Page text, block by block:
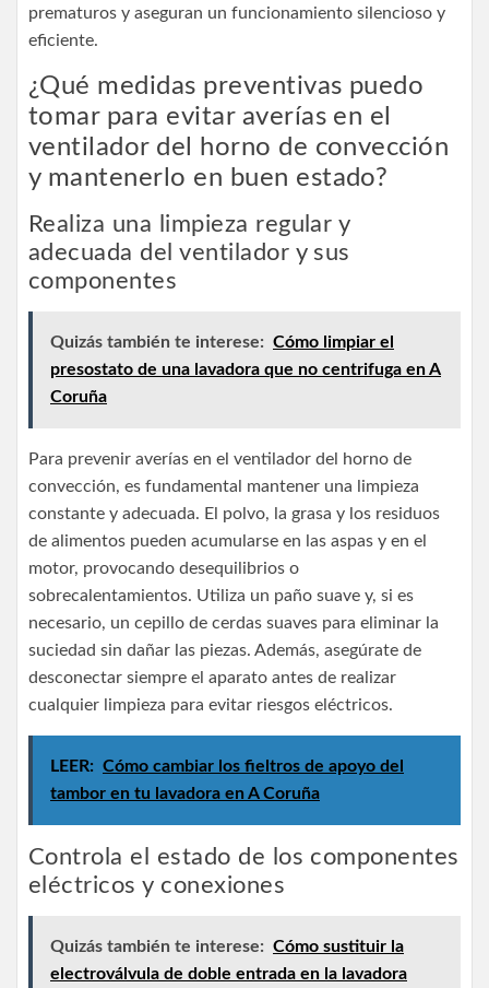
prematuros y aseguran un funcionamiento silencioso y
eficiente.
¿Qué medidas preventivas puedo
tomar para evitar averías en el
ventilador del horno de convección
y mantenerlo en buen estado?
Realiza una limpieza regular y
adecuada del ventilador y sus
componentes
Quizás también te interese: Cómo limpiar el
presostato de una lavadora que no centrifuga en A
Coruña
Para prevenir averías en el ventilador del horno de
convección, es fundamental mantener una limpieza
constante y adecuada. El polvo, la grasa y los residuos
de alimentos pueden acumularse en las aspas y en el
motor, provocando desequilibrios o
sobrecalentamientos. Utiliza un paño suave y, si es
necesario, un cepillo de cerdas suaves para eliminar la
suciedad sin dañar las piezas. Además, asegúrate de
desconectar siempre el aparato antes de realizar
cualquier limpieza para evitar riesgos eléctricos.
LEER: Cómo cambiar los fieltros de apoyo del
tambor en tu lavadora en A Coruña
Controla el estado de los componentes
eléctricos y conexiones
Quizás también te interese: Cómo sustituir la
electroválvula de doble entrada en la lavadora